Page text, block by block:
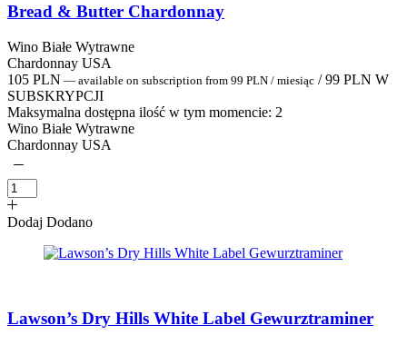
Bread & Butter Chardonnay
Wino Białe Wytrawne
Chardonnay USA
105 PLN — available on subscription from 99 PLN / miesiąc / 99 PLN W
SUBSKRYPCJI
Maksymalna dostępna ilość w tym momencie: 2
Wino Białe Wytrawne
Chardonnay USA
Dodaj Dodano
Lawson’s Dry Hills White Label Gewurztraminer